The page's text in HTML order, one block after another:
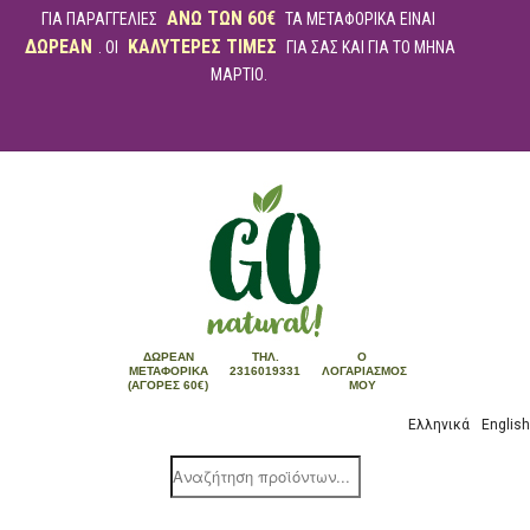
ΓΙΑ ΠΑΡΑΓΓΕΛΙΕΣ ΑΝΩ ΤΩΝ 60€ ΤΑ ΜΕΤΑΦΟΡΙΚΑ ΕΙΝΑΙ
ΔΩΡΕΑΝ . ΟΙ ΚΑΛΥΤΕΡΕΣ ΤΙΜΕΣ
ΓΙΑ ΣΑΣ ΚΑΙ ΓΙΑ ΤΟ ΜΗΝΑ
ΜΑΡΤΙΟ.
ΔΩΡΕΆΝ
ΜΕΤΑΦΟΡΙΚΆ
(ΑΓΟΡΈΣ 60€)
ΤΗΛ.
2316019331
Ο
ΛΟΓΑΡΙΑΣΜΌΣ
ΜΟΥ
Ελληνικά English
Products